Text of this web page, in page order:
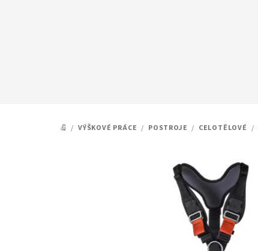
DOMŮ
/ VÝŠKOVÉ PRÁCE / POSTROJE / CELOTĚLOVÉ /